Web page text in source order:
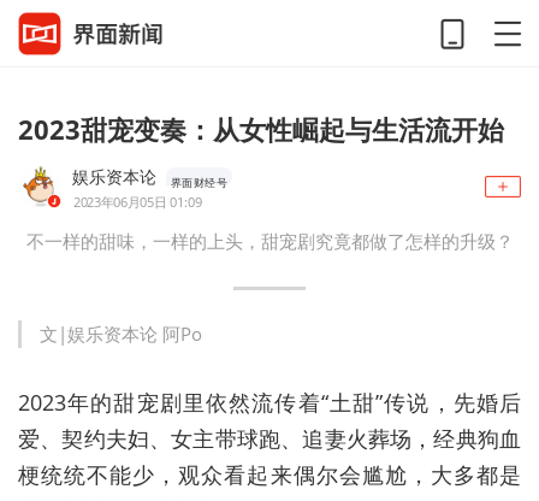
2023甜宠变奏：从女性崛起与生活流开始
娱乐资本论 界面财经号
2023年06月05日 01:09
不一样的甜味，一样的上头，甜宠剧究竟都做了怎样的升级？
文|娱乐资本论 阿Po
2023年的甜宠剧里依然流传着“土甜”传说，先婚后
爱、契约夫妇、女主带球跑、追妻火葬场，经典狗血
梗统统不能少，观众看起来偶尔会尴尬，大多都是